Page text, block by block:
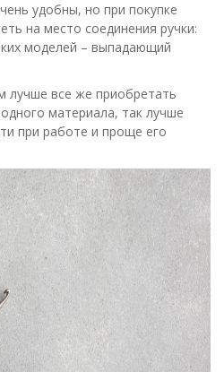
удобны, но при покупке
на место соединения ручки:
моделей – выпадающий
все же приобретать
материала, так лучше
при работе и проще его